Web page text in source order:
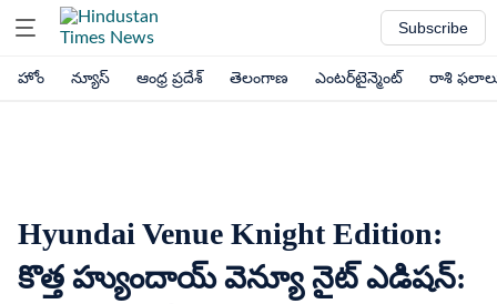
Subscribe
హోం న్యూస్ ఆంధ్ర ప్రదేశ్ తెలంగాణ ఎంటర్‌టైన్మెంట్ రాశి
Hyundai Venue Knight Edition:
కొత్త హ్యుందాయ్ వెన్యూ నైట్ ఎడిషన్: